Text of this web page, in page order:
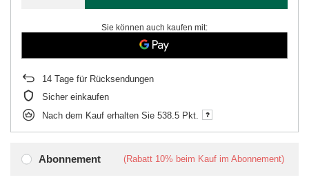
Abonnement (Rabatt 10% beim Kauf im Abonnement)
Sie können auch kaufen mit:
14 Tage für Rücksendungen
Sicher einkaufen
Nach dem Kauf erhalten Sie 538.5 Pkt.